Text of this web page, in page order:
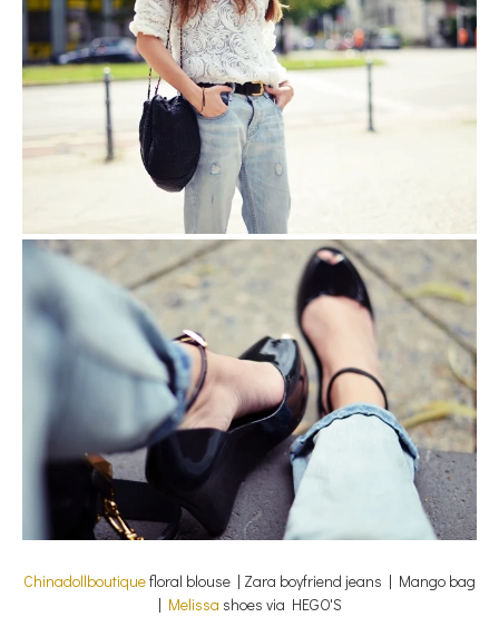
Chinadollboutiquefloral blouse | Zara boyfriend jeans | Mango bag
| Melissa shoes via HEGO'S